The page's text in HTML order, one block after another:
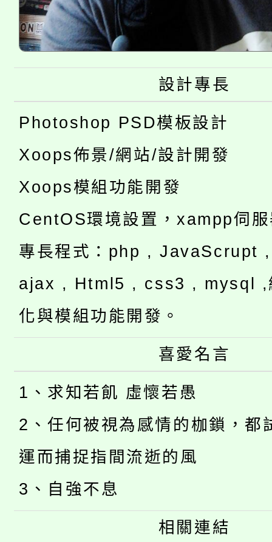
設計專長
Photoshop PSD模板設計
Xoops佈景/網站/設計開發
Xoops模組功能開發
CentOS環境設置，xampp伺
專長程式：php , JavaScrupt
ajax , Html5 , css3 , mysql ,
化與模組功能開發。
喜愛名言
1、求知若飢 虛懷若愚
2、任何被視為感情的枷鎖，都
運而捕捉指間流逝的風
3、自強不息
相關連結